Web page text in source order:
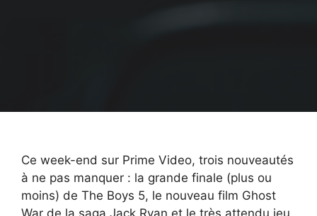
Ce week-end sur Prime Video, trois nouveautés
à ne pas manquer : la grande finale (plus ou
moins) de The Boys 5, le nouveau film Ghost
War de la saga Jack Ryan et le très attendu jeu